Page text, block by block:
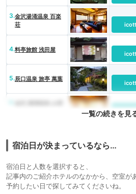
3.金沢湯涌温泉 百楽
荘
4.料亭旅館 浅田屋
5.辰口温泉 旅亭 萬葉
一覧の続きを見
宿泊日が決まっているなら…
宿泊日と人数を選択すると、
記事内のご紹介ホテルのなかから、空室が
予約したい日で探してみてくださいね。